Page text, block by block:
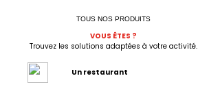
TOUS NOS PRODUITS
VOUS ÊTES ?
Trouvez les solutions adaptées à votre activité.
Un restaurant